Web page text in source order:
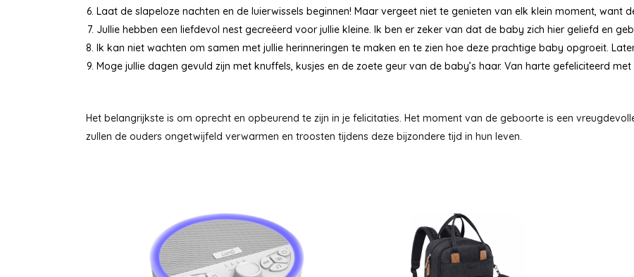
Laat de slapeloze nachten en de luierwissels beginnen! Maar vergeet niet te genieten van elk klein moment, want
Jullie hebben een liefdevol nest gecreëerd voor jullie kleine. Ik ben er zeker van dat de baby zich hier geliefd en
Ik kan niet wachten om samen met jullie herinneringen te maken en te zien hoe deze prachtige baby opgroeit.
Moge jullie dagen gevuld zijn met knuffels, kusjes en de zoete geur van de baby’s haar. Van harte gefeliciteerd
Het belangrijkste is om oprecht en opbeurend te zijn in je felicitaties. Het moment van de geboorte is een
zullen de ouders ongetwijfeld verwarmen en troosten tijdens deze bijzondere tijd in hun leven.